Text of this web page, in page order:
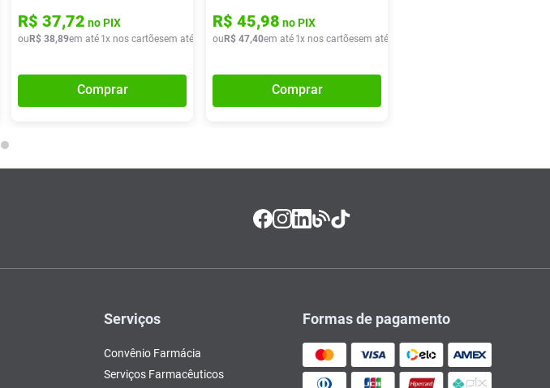
x de R$ 44,06
R$ 37,72 no PIX
ou R$ 38,89em até 1x nos cartõesem até x deR$ 38,89
Comprar
R$ 45,98 no PIX
ou R$ 47,40em até 1x nos cartõesem até
Comprar
Serviços
Convênio Farmácia
Serviços Farmacêuticos
Formas de pagamento